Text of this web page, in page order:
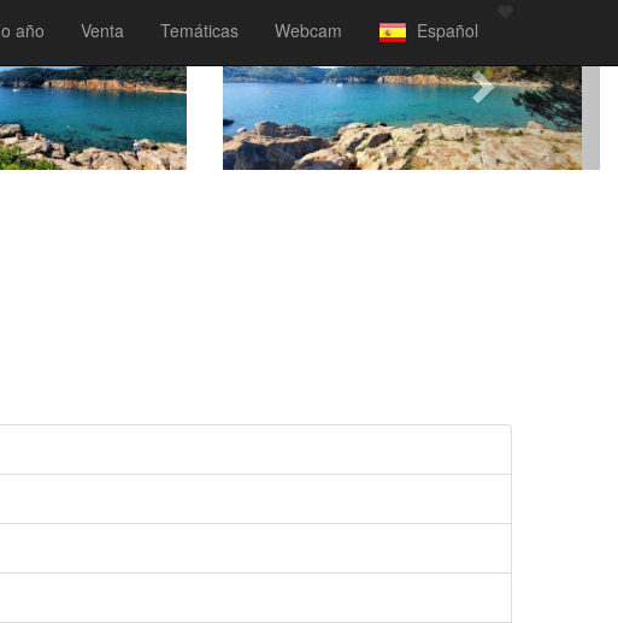
año Venta Temáticas Webcam Español